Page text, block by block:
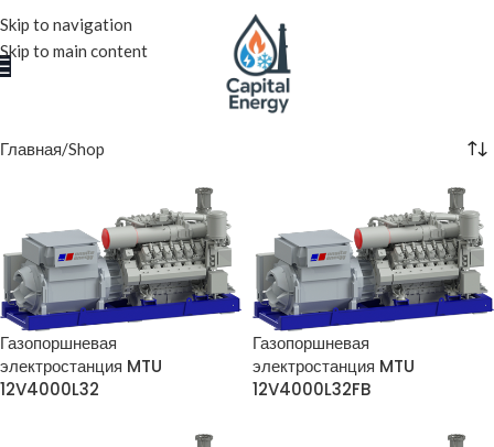
Skip to navigation
Skip to main content
Главная Shop
Газопоршневая
электростанция MTU
12V4000L32
Газопоршневая
электростанция MTU
12V4000L32FB